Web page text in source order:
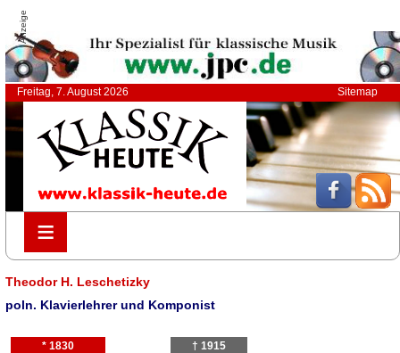
Anzeige
Freitag, 7. August 2026 Sitemap
≡
≡
Theodor H. Leschetizky
poln. Klavierlehrer und Komponist
* 1830 † 1915